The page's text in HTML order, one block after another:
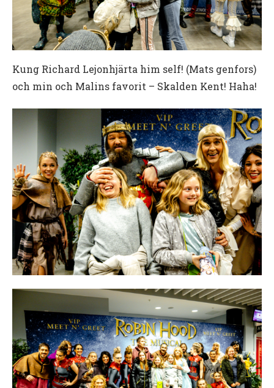
Kung Richard Lejonhjärta him self! (Mats genfors)
och min och Malins favorit – Skalden Kent! Haha!